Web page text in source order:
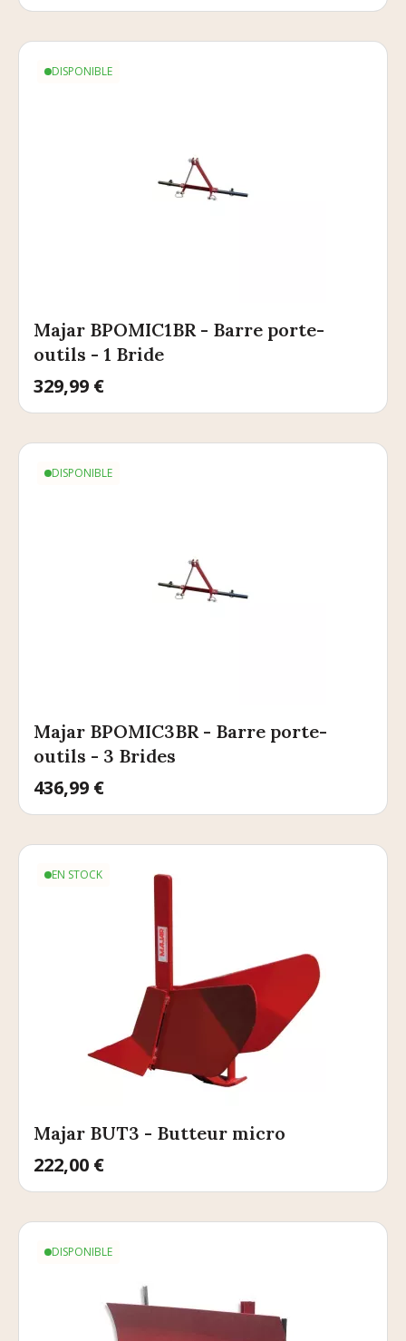
DISPONIBLE
Majar BPOMIC1BR - Barre porte-
outils - 1 Bride
Prix
329,99 €
DISPONIBLE
Majar BPOMIC3BR - Barre porte-
outils - 3 Brides
Prix
436,99 €
EN STOCK
Majar BUT3 - Butteur micro
Prix
222,00 €
DISPONIBLE